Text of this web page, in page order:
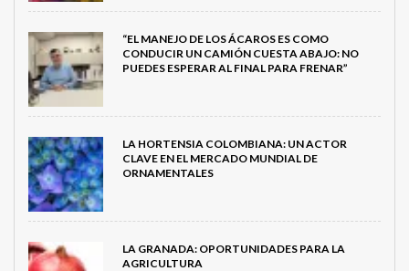
“EL MANEJO DE LOS ÁCAROS ES COMO
CONDUCIR UN CAMIÓN CUESTA ABAJO: NO
PUEDES ESPERAR AL FINAL PARA FRENAR”
LA HORTENSIA COLOMBIANA: UN ACTOR
CLAVE EN EL MERCADO MUNDIAL DE
ORNAMENTALES
LA GRANADA: OPORTUNIDADES PARA LA
AGRICULTURA